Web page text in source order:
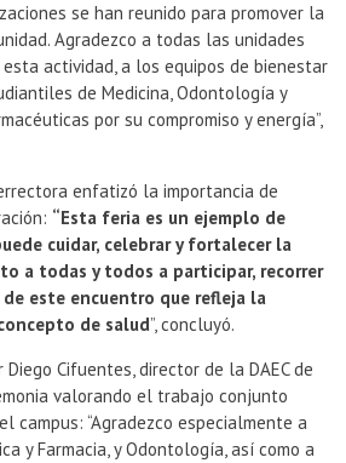
se han reunido para promover la
Agradezco a todas las unidades
actividad, a los equipos de bienestar
de Medicina, Odontología y
por su compromiso y energía”,
enfatizó la importancia de
“Esta feria es un ejemplo de
cuidar, celebrar y fortalecer la
a todas y todos a participar, recorrer
este encuentro que refleja la
de salud”, concluyó.
Cifuentes, director de la DAEC de
valorando el trabajo conjunto
campus: “Agradezco especialmente a
y Farmacia, y Odontología, así como a